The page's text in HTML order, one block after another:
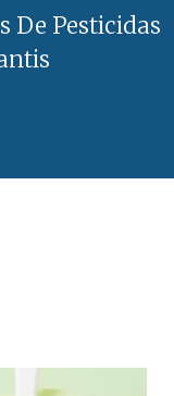
De Pesticidas